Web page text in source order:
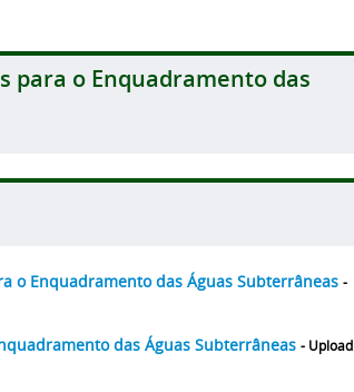
para o Enquadramento das
o Enquadramento das Águas Subterrâneas -
das Águas Subterrâneas - Upload